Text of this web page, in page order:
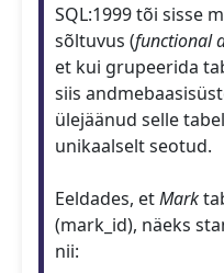
SQL:1999 tõi sisse
sõltuvus (functional
et kui grupeerida
siis
ülejäänud selle
unikaalselt seotud.
Eeldades, etMark
(mark_id), näeks
nii: